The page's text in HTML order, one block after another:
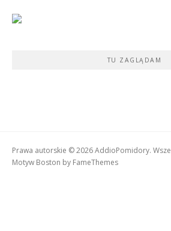
TU ZAGLĄDAM
Prawa autorskie © 2026 AddioPomidory.
Motyw Boston by FameThemes